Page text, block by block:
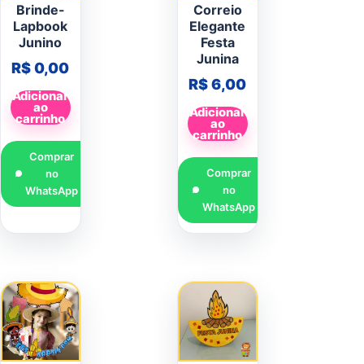
Brinde-
Lapbook
Junino
R$0,00
Adicionar
ao
carrinho
Comprar
no
WhatsApp
Correio
Elegante
Festa
Junina
R$6,00
Adicionar
ao
carrinho
Comprar
no
WhatsApp